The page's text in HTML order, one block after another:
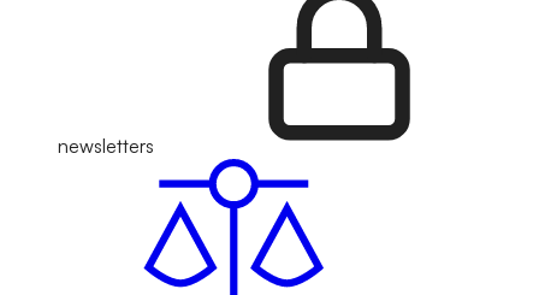
newsletters